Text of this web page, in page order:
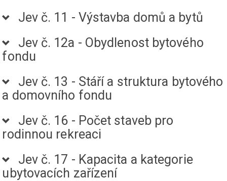
Jev č. 11 - Výstavba domů a bytů
Jev č. 12a - Obydlenost bytového
fondu
Jev č. 13 - Stáří a struktura bytového
a domovního fondu
Jev č. 16 - Počet staveb pro
rodinnou rekreaci
Jev č. 17 - Kapacita a kategorie
ubytovacích zařízení